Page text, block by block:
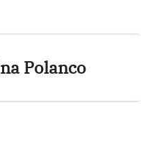
Polanco